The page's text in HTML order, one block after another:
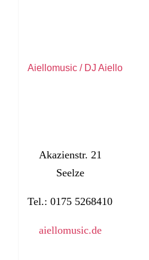
Aiellomusic / DJ Aiello
Akazienstr. 21
Seelze
Tel.: 0175 5268410
aiellomusic.de